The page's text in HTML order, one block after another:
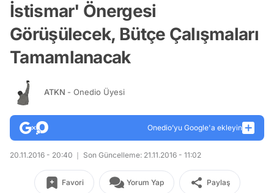
İstismar' Önergesi
Görüşülecek, Bütçe Çalışmaları
Tamamlanacak
ATKN - Onedio Üyesi
Onedio’yu Google'a ekleyin
20.11.2016 - 20:40 Son Güncelleme: 21.11.2016 - 11:02
Favori Yorum Yap Paylaş